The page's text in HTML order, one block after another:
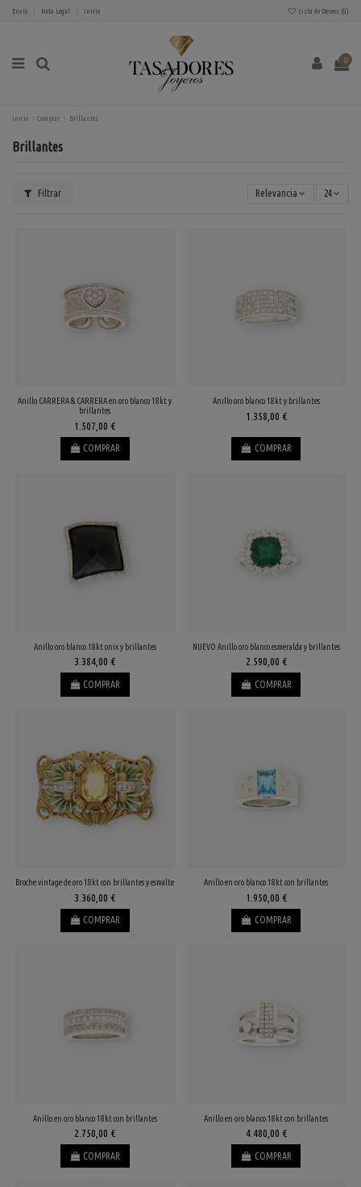
Envío Nota Legal Inicio Lista de Deseos (0)
0
Inicio Comprar Brillantes
Brillantes
Filtrar Relevancia 24
Anillo CARRERA & CARRERA en oro blanco 18kt y
brillantes
1.507,00 €
COMPRAR
Anillo oro blanco 18kt y brillantes
1.358,00 €
COMPRAR
Anillo oro blanco 18kt onix y brillantes
3.384,00 €
COMPRAR
NUEVO Anillo oro blanco esmeralda y brillantes
2.590,00 €
COMPRAR
Broche vintage de oro 18kt con brillantes y esmalte
3.360,00 €
COMPRAR
Anillo en oro blanco 18kt con brillantes
1.950,00 €
COMPRAR
Anillo en oro blanco 18kt con brillantes
2.750,00 €
COMPRAR
Anillo en oro blanco 18kt con brillantes
4.480,00 €
COMPRAR